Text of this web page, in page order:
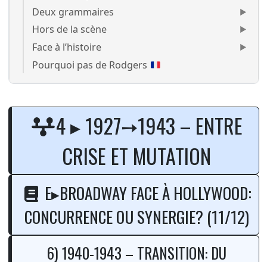
Deux grammaires
Hors de la scène
Face à l’histoire
Pourquoi pas de Rodgers
1933-1939: de la démesure
4 ▸ 1927➙1943 – ENTRE
CRISE ET MUTATION
E▸BROADWAY FACE À HOLLYWOOD:
CONCURRENCE OU SYNERGIE? (11/12)
6) 1940-1943 – TRANSITION: DU